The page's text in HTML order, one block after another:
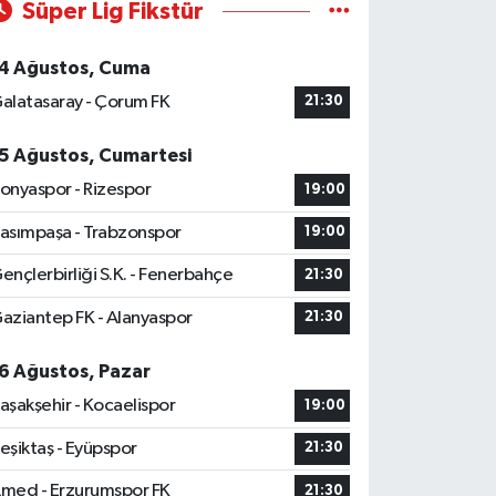
Süper Lig Fikstür
Ağustos, Cuma
- Çorum FK
21:30
Ağustos, Cumartesi
- Rizespor
19:00
- Trabzonspor 19:00
S.K. - Fenerbahçe 21:30
FK - Alanyaspor 21:30
Ağustos, Pazar
- Kocaelispor
19:00
- Eyüpspor 21:30
- Erzurumspor FK 21:30